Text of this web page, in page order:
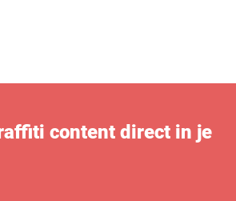
content direct in je